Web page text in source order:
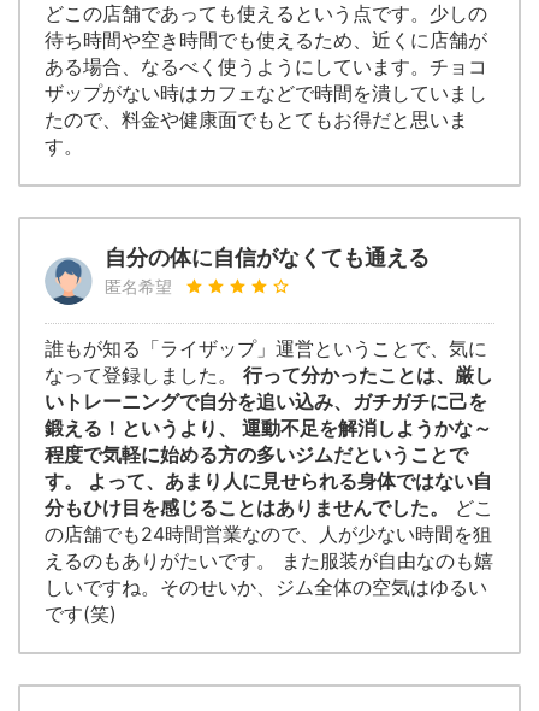
どこの店舗であっても使えるという点です。少しの
待ち時間や空き時間でも使えるため、近くに店舗が
ある場合、なるべく使うようにしています。チョコ
ザップがない時はカフェなどで時間を潰していまし
たので、料金や健康面でもとてもお得だと思いま
す。
自分の体に自信がなくても通える
匿名希望
誰もが知る「ライザップ」運営ということで、気に
なって登録しました。 行って分かったことは、厳し
いトレーニングで自分を追い込み、ガチガチに己を
鍛える！というより、 運動不足を解消しようかな～
程度で気軽に始める方の多いジムだということで
す。 よって、あまり人に見せられる身体ではない自
分もひけ目を感じることはありませんでした。
どこ
の店舗でも24時間営業なので、人が少ない時間を狙
えるのもありがたいです。 また服装が自由なのも嬉
しいですね。そのせいか、ジム全体の空気はゆるい
です(笑)